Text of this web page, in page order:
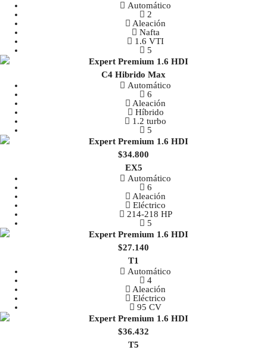
Automático
2
Aleación
Nafta
1.6 VTI
5
C4 Hibrido Max
Automático
6
Aleación
Híbrido
1.2 turbo
5
$34.800
EX5
Automático
6
Aleación
Eléctrico
214-218 HP
5
$27.140
T1
Automático
4
Aleación
Eléctrico
95 CV
$36.432
T5